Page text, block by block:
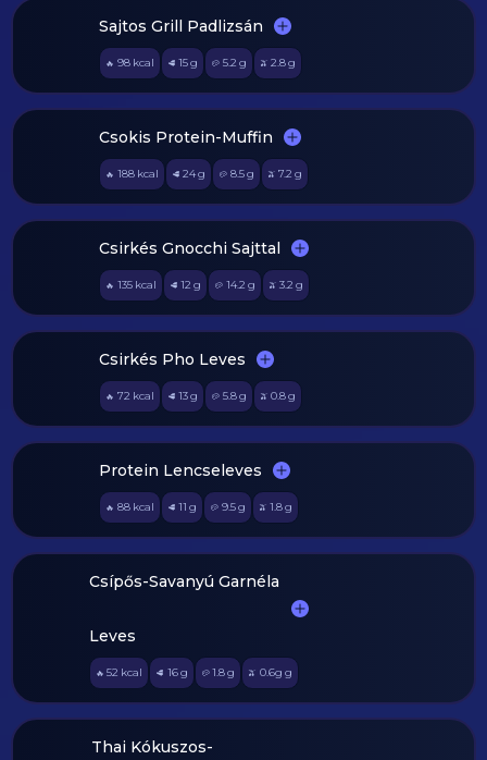
Sajtos Grill Padlizsán
🔥 98 kcal 🥩 15g 🥔 5.2 g 🫒 2.8g
Csokis Protein-Muffin
🔥 188 kcal 🥩 24g 🥔 8.5g 🫒 7.2 g
Csirkés Gnocchi Sajttal
🔥 135 kcal 🥩 12 g 🥔 14.2 g 🫒 3.2 g
Csirkés Pho Leves
🔥 72 kcal 🥩 13g 🥔 5.8g 🫒 0.8g
Protein Lencseleves
🔥 88 kcal 🥩 11 g 🥔 9.5g 🫒 1.8g
Csípős-Savanyú Garnéla
Leves
🔥 52 kcal 🥩 16g 🥔 1.8g 🫒 0.6g g
Thai Kókuszos-